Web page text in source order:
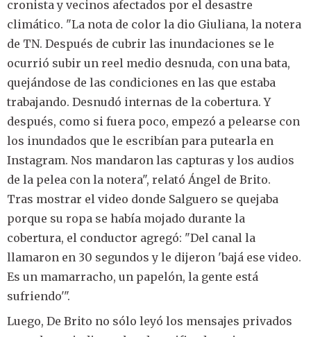
cronista y vecinos afectados por el desastre
climático. "La nota de color la dio Giuliana, la notera
de TN. Después de cubrir las inundaciones se le
ocurrió subir un reel medio desnuda, con una bata,
quejándose de las condiciones en las que estaba
trabajando. Desnudó internas de la cobertura. Y
después, como si fuera poco, empezó a pelearse con
los inundados que le escribían para putearla en
Instagram. Nos mandaron las capturas y los audios
de la pelea con la notera", relató Ángel de Brito.
Tras mostrar el video donde Salguero se quejaba
porque su ropa se había mojado durante la
cobertura, el conductor agregó: "Del canal la
llamaron en 30 segundos y le dijeron 'bajá ese video.
Es un mamarracho, un papelón, la gente está
sufriendo'".
Luego, De Brito no sólo leyó los mensajes privados